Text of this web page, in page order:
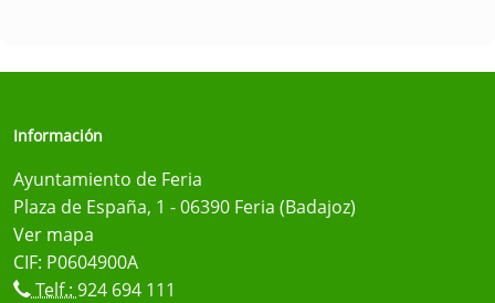
Información
Ayuntamiento de Feria
Plaza de España, 1 - 06390 Feria (Badajoz)
Ver mapa
CIF: P0604900A
Telf.: 924 694 111